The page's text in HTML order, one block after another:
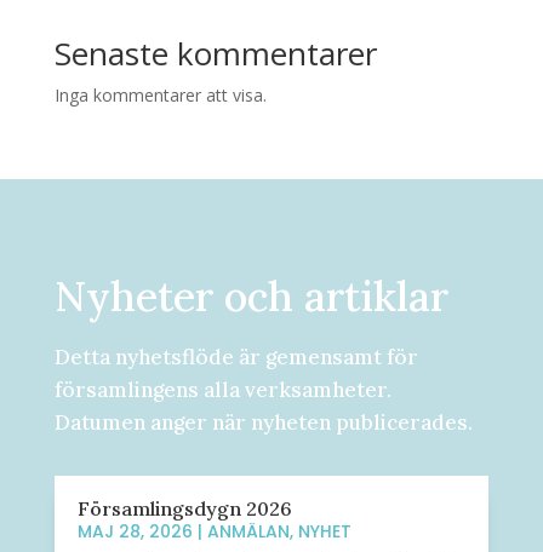
Senaste kommentarer
Inga kommentarer att visa.
Nyheter och artiklar
Detta nyhetsflöde är gemensamt för
församlingens alla verksamheter.
Datumen anger när nyheten publicerades.
Församlingsdygn 2026
MAJ 28, 2026 | ANMÄLAN, NYHET